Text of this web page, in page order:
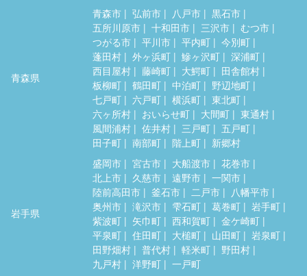
青森県
青森市 弘前市 八戸市
黒石市
五所川原市
十和田市 三沢市
むつ市
つがる市
平川市 平内町
今別町
蓬田村
外ヶ浜町 鰺ヶ沢町
深浦町
西目屋村
藤崎町 大鰐町
田舎館村
板柳町
鶴田町 中泊町
野辺地町
七戸町
六戸町 横浜町
東北町
六ヶ所村
おいらせ町 大間町
東通村
風間浦村
佐井村 三戸町
五戸町
田子町
南部町 階上町 新郷村
岩手県
盛岡市 宮古市 大船渡市
花巻市
北上市
久慈市 遠野市
一関市
陸前高田市
釜石市 二戸市
八幡平市
奥州市
滝沢市 雫石町 葛巻町
岩手町
紫波町
矢巾町 西和賀町
金ケ崎町
平泉町
住田町 大槌町 山田町
岩泉町
田野畑村
普代村 軽米町
野田村
九戸村
洋野町 一戸町